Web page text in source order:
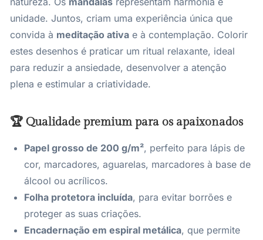
unidade. Juntos, criam uma experiência única que
convida à meditação ativa e à contemplação. Colorir
estes desenhos é praticar um ritual relaxante, ideal
para reduzir a ansiedade, desenvolver a atenção
plena e estimular a criatividade.
🏆 Qualidade premium para os apaixonados
Papel grosso de 200 g/m², perfeito para lápis de
cor, marcadores, aguarelas, marcadores à base de
álcool ou acrílicos.
Folha protetora incluída, para evitar borrões e
proteger as suas criações.
Encadernação em espiral metálica, que permite